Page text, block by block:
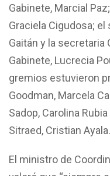
Gabinete, Marcial
Graciela Cigudosa;
Gaitán y la secretaria
Gabinete, Lucrecia
gremios estuvieron
Goodman, Marcela
Sadop, Carolina
Sitraed, Cristian Ayala.
El ministro de